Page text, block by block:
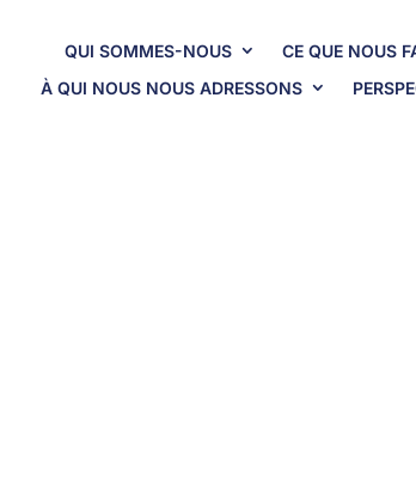
QUI SOMMES-NOUS
CE QUE NOUS
À QUI NOUS NOUS ADRESSONS